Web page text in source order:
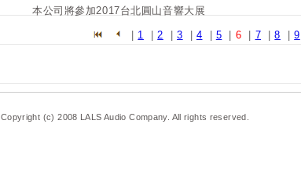
本公司將參加2017台北圓山音響大展
1 |2 |3 4 5 6 7 |8 |9
Copyright (c) 2008 LALS Audio Company. All rights reserved.